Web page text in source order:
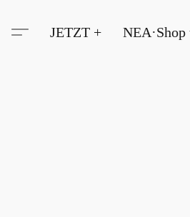
JETZT + NEA·Shop